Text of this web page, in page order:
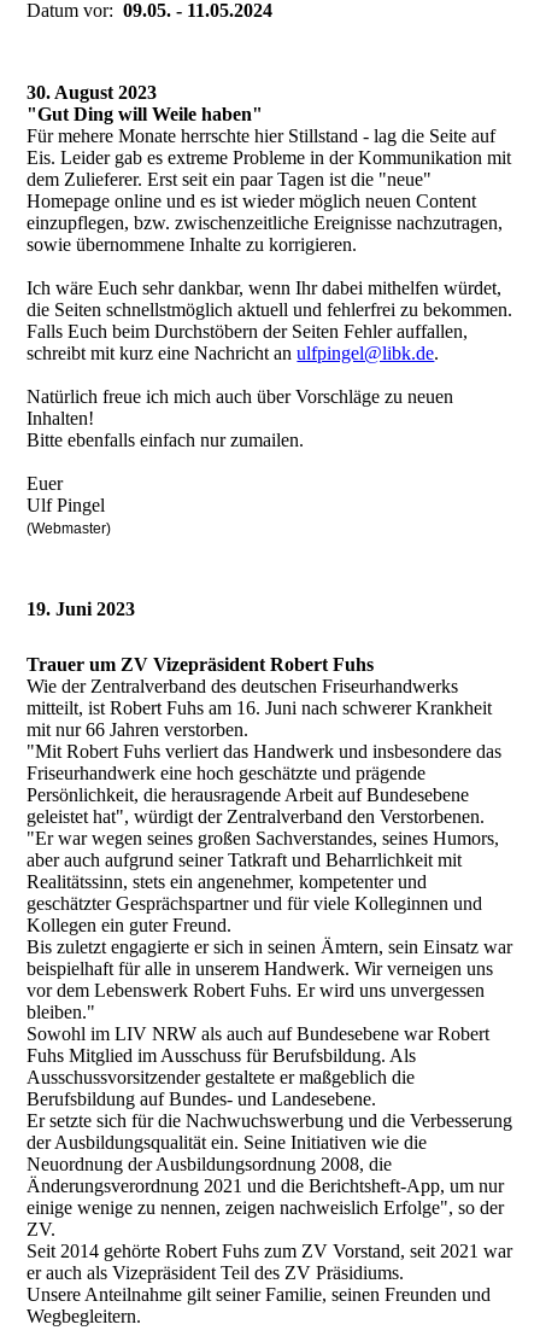
Datum vor:09.05. - 11.05.2024
30. August 2023
"Gut Ding will Weile haben"
Für mehere Monate herrschte hier Stillstand - lag die Seite auf
Eis. Leider gab es extreme Probleme in der Kommunikation mit
dem Zulieferer. Erst seit ein paar Tagen ist die "neue"
Homepage online und es ist wieder möglich neuen Content
einzupflegen, bzw. zwischenzeitliche Ereignisse nachzutragen,
sowie übernommene Inhalte zu korrigieren.
Ich wäre Euch sehr dankbar, wenn Ihr dabei mithelfen würdet,
die Seiten schnellstmöglich aktuell und fehlerfrei zu bekommen.
Falls Euch beim Durchstöbern der Seiten Fehler auffallen,
schreibt mit kurz eine Nachricht anulfpingel@libk.de.
Natürlich freue ich mich auch über Vorschläge zu neuen
Inhalten!
Bitte ebenfalls einfach nur zumailen.
Euer
Ulf Pingel
(Webmaster)
19. Juni 2023
Trauer um ZV Vizepräsident Robert Fuhs
Wie der Zentralverband des deutschen Friseurhandwerks
mitteilt, ist Robert Fuhs am 16. Juni nach schwerer Krankheit
mit nur 66 Jahren verstorben.
"Mit Robert Fuhs verliert das Handwerk und insbesondere das
Friseurhandwerk eine hoch geschätzte und prägende
Persönlichkeit, die herausragende Arbeit auf Bundesebene
geleistet hat", würdigt der Zentralverband den Verstorbenen.
"Er war wegen seines großen Sachverstandes, seines Humors,
aber auch aufgrund seiner Tatkraft und Beharrlichkeit mit
Realitätssinn, stets ein angenehmer, kompetenter und
geschätzter Gesprächspartner und für viele Kolleginnen und
Kollegen ein guter Freund.
Bis zuletzt engagierte er sich in seinen Ämtern, sein Einsatz war
beispielhaft für alle in unserem Handwerk. Wir verneigen uns
vor dem Lebenswerk Robert Fuhs. Er wird uns unvergessen
bleiben."
Sowohl im LIV NRW als auch auf Bundesebene war Robert
Fuhs Mitglied im Ausschuss für Berufsbildung. Als
Ausschussvorsitzender gestaltete er maßgeblich die
Berufsbildung auf Bundes- und Landesebene.
Er setzte sich für die Nachwuchswerbung und die Verbesserung
der Ausbildungsqualität ein. Seine Initiativen wie die
Neuordnung der Ausbildungsordnung 2008, die
Änderungsverordnung 2021 und die Berichtsheft-App, um nur
einige wenige zu nennen, zeigen nachweislich Erfolge", so der
ZV.
Seit 2014 gehörte Robert Fuhs zum ZV Vorstand, seit 2021 war
er auch als Vizepräsident Teil des ZV Präsidiums.
Unsere Anteilnahme gilt seiner Familie, seinen Freunden und
Wegbegleitern.